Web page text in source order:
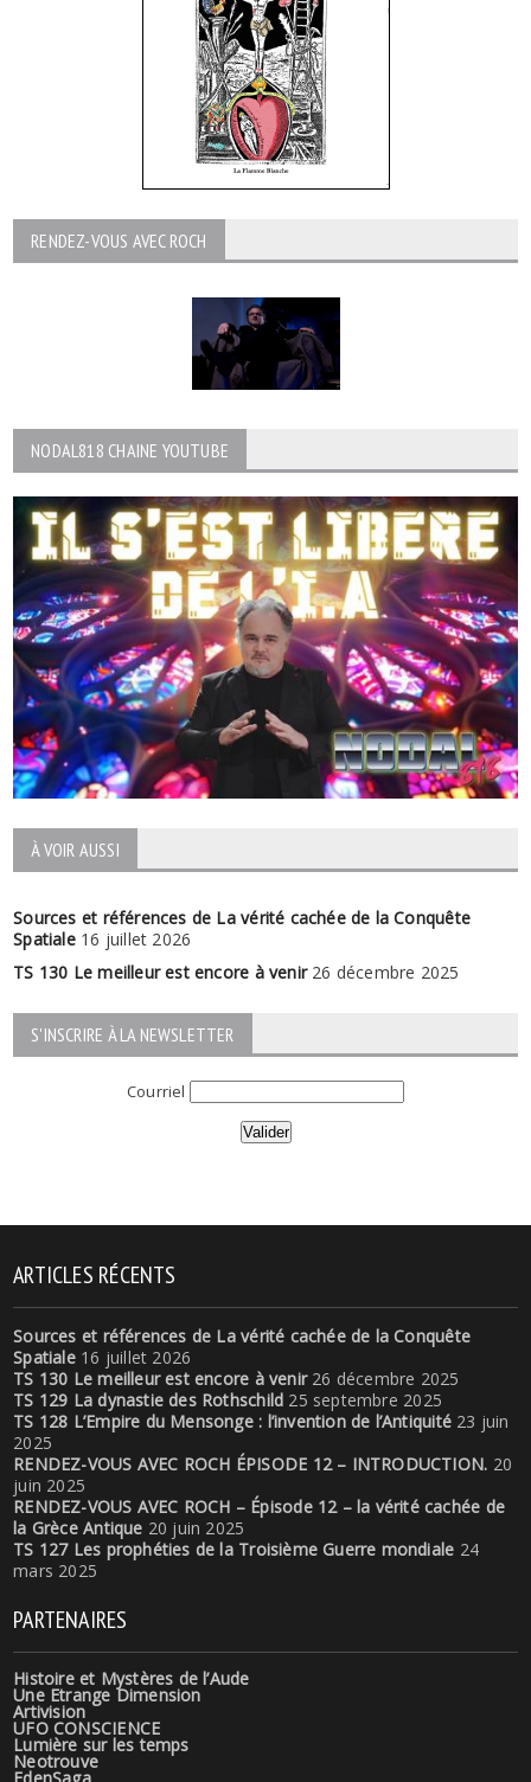
RENDEZ-VOUS AVEC ROCH
NODAL818 CHAINE YOUTUBE
À VOIR AUSSI
Sources et références de La vérité cachée de la Conquête
Spatiale 16 juillet 2026
TS 130 Le meilleur est encore à venir 26 décembre 2025
S'INSCRIRE À LA NEWSLETTER
Courriel
ARTICLES RÉCENTS
Sources et références de La vérité cachée de la Conquête
Spatiale 16 juillet 2026
TS 130 Le meilleur est encore à venir 26 décembre 2025
TS 129 La dynastie des Rothschild 25 septembre 2025
TS 128 L’Empire du Mensonge : l’invention de l’Antiquité 23 juin
2025
RENDEZ-VOUS AVEC ROCH ÉPISODE 12 – INTRODUCTION. 20
juin 2025
RENDEZ-VOUS AVEC ROCH – Épisode 12 – la vérité cachée de
la Grèce Antique 20 juin 2025
TS 127 Les prophéties de la Troisième Guerre mondiale 24
mars 2025
PARTENAIRES
Histoire et Mystères de l’Aude
Une Etrange Dimension
Artivision
UFO CONSCIENCE
Lumière sur les temps
Neotrouve